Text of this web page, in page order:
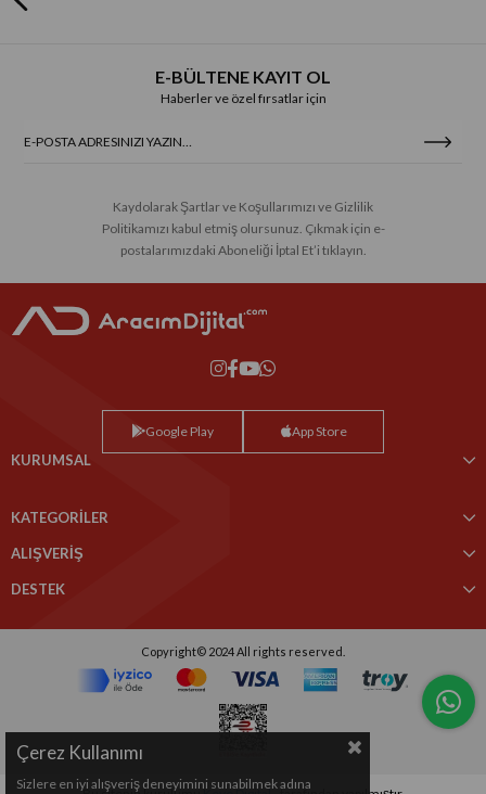
E-BÜLTENE KAYIT OL
Haberler ve özel fırsatlar için
Kaydolarak Şartlar ve Koşullarımızı ve Gizlilik
Politikamızı kabul etmiş olursunuz. Çıkmak için e-
postalarımızdaki Aboneliği İptal Et’i tıklayın.
Google Play App Store
KURUMSAL
KATEGORİLER
ALIŞVERİŞ
DESTEK
Copyright© 2024 All rights reserved.
Çerez Kullanımı
Sizlere en iyi alışveriş deneyimini sunabilmek adına